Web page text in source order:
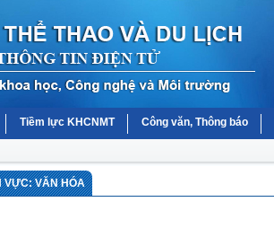
Tiềm lực KHCNMT Công văn, Thông báo
VỰC: VĂN HÓA